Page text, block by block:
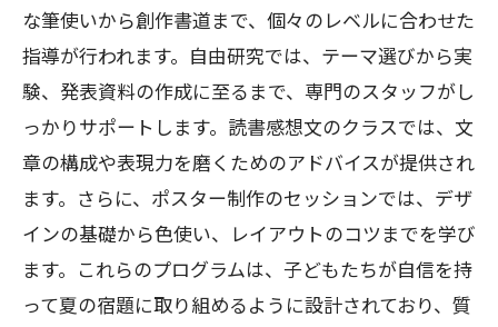
な筆使いから創作書道まで、個々のレベルに合わせた
指導が行われます。自由研究では、テーマ選びから実
験、発表資料の作成に至るまで、専門のスタッフがし
っかりサポートします。読書感想文のクラスでは、文
章の構成や表現力を磨くためのアドバイスが提供され
ます。さらに、ポスター制作のセッションでは、デザ
インの基礎から色使い、レイアウトのコツまでを学び
ます。これらのプログラムは、子どもたちが自信を持
って夏の宿題に取り組めるように設計されており、質